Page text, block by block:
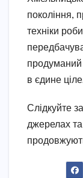
покоління,
техніки
в єдине ціле.
Слідкуйте
джерелах